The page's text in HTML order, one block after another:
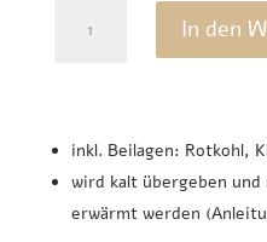
oder
In den
inkl. Beilagen: Rotkohl,
wird kalt übergeben
erwärmt werden